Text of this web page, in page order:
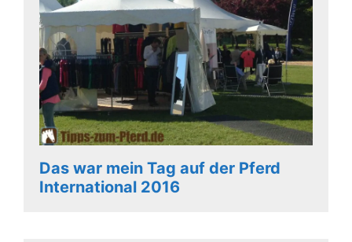
Das war mein Tag auf der Pferd
International 2016